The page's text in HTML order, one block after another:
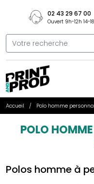
02 43 29 67 00
Ouvert 9h-12h 14-
Accueil Polo homme
POLO
Polos homme à